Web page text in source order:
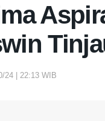
24 | 22:13 WIB